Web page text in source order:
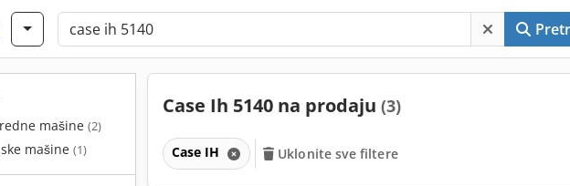
mašine (2)
mašine (1)
Case Ih 5140 na prodaju (3)
Case IH Uklonite sve filtere